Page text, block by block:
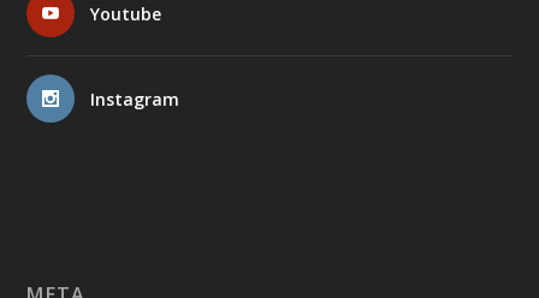
Youtube
Instagram